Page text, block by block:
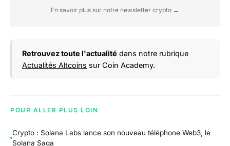
En savoir plus sur notre newsletter crypto →
Retrouvez toute l'actualité dans notre rubrique
Actualités Altcoins sur Coin Academy.
POUR ALLER PLUS LOIN
Crypto : Solana Labs lance son nouveau téléphone Web3, le
Solana Saga